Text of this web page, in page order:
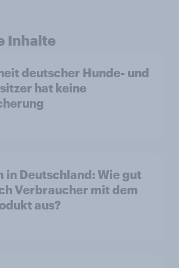
Inhalte
deutscher Hunde- und
hat keine
in Deutschland: Wie gut
Verbraucher mit dem
aus?